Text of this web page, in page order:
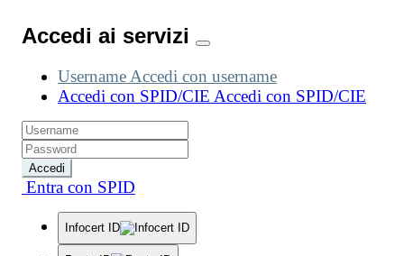
Accedi ai servizi
Username Accedi con username
Accedi con SPID/CIE Accedi con SPID/CIE
Accedi
Entra con SPID
Infocert ID